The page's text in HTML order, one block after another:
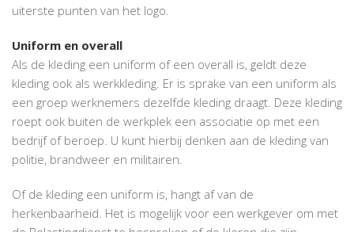
uiterste punten van het logo.
Uniform en overall
Als de kleding een uniform of een overall is, geldt deze
kleding ook als werkkleding. Er is sprake van een uniform als
een groep werknemers dezelfde kleding draagt. Deze kleding
roept ook buiten de werkplek een associatie op met een
bedrijf of beroep. U kunt hierbij denken aan de kleding van
politie, brandweer en militairen.
Of de kleding een uniform is, hangt af van de
herkenbaarheid. Het is mogelijk voor een werkgever om met